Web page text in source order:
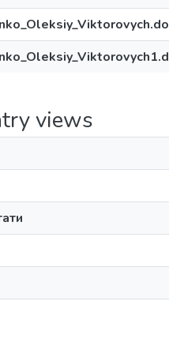
views